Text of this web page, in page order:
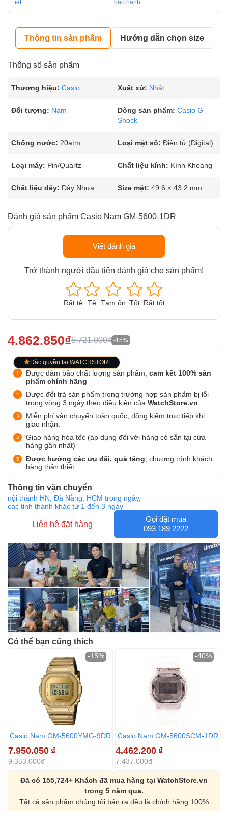
tiết
bảo hành
Thông tin sản phẩm Hướng dẫn chọn size
Thông số sản phẩm
Thương hiệu: Casio Xuất xứ: Nhật
Đối tượng: Nam Dòng sản phẩm: Casio G-
Shock
Chống nước: 20atm Loại mặt số: Điện tử (Digital)
Loại máy: Pin/Quartz Chất liệu kính: Kính Khoáng
Chất liệu dây: Dây Nhựa Size mặt: 49.6 × 43.2 mm
Đánh giá sản phẩm Casio Nam GM-5600-1DR
Viết đánh giá
Trở thành người đầu tiên đánh giá cho sản phẩm!
Rất tệ Tệ Tạm ổn Tốt Rất tốt
4.862.850₫5.721.000₫ -15%
Đặc quyền tại WATCHSTORE
Được đảm bảo chất lượng sản phẩm, cam kết 100% sản
phẩm chính hãng
Được đổi trả sản phẩm trong trường hợp sản phẩm bị lỗi
trong vòng 3 ngày theo điều kiện của WatchStore.vn
Miễn phí vận chuyển toàn quốc, đồng kiểm trực tiếp khi
giao nhận.
Giao hàng hỏa tốc (áp dụng đối với hàng có sẵn tại cửa
hàng gần nhất)
Được hưởng các ưu đãi, quà tặng , chương trình khách
hàng thân thiết.
Thông tin vận chuyển
nội thành HN, Đà Nẵng, HCM trong ngày,
các tỉnh thành khác từ 1 đến 3 ngày
Liên hệ đặt hàng
Gọi đặt mua
093 189 2222
Có thể bạn cũng thích
Casio Nam GM-5600YMG-9DR
7.950.050 ₫
9.353.000đ
-15%
Casio Nam GM-5600SCM-1DR
4.462.200 ₫
7.437.000đ
-40%
Đã có 155,724+ Khách đã mua hàng tại WatchStore.vn
trong 5 năm qua.
Tất cả sản phẩm chúng tôi bán ra đều là chính hãng 100%